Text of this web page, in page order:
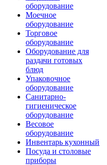
оборудование
Моечное
оборудование
Торговое
оборудование
Оборудование для
раздачи готовых
блюд
Упаковочное
оборудование
Санитарно-
гигиеническое
оборудование
Весовое
оборудование
Инвентарь кухонный
Посуда и столовые
приборы